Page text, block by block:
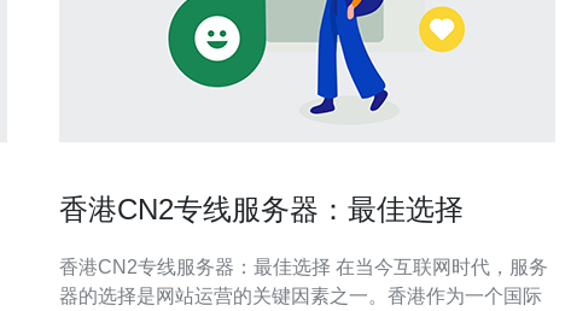
香港CN2专线服务器：最佳选择
香港CN2专线服务器：最佳选择 在当今互联网时代，服务
器的选择是网站运营的关键因素之一。香港作为一个国际